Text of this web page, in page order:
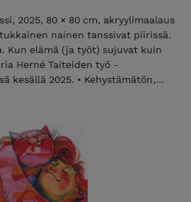
2025, 80 × 80 cm, akryylimaalaus
nainen tanssivat piirissä.
Kun elämä (ja työt) sujuvat kuin
Herné Taiteiden työ -
kesällä 2025. • Kehystämätön,
jos haluat mieluummin
Helsingin Meilahdesta. Elli
2025, 80 × 80 cm, acrylic
haired and a red-haired woman
work is about a state of flow—
effortless, like a dance. The piece